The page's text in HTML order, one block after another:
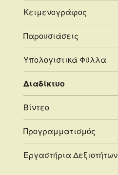
Κειμενογράφος
Παρουσιάσεις
Υπολογιστικά Φύλλα
Διαδίκτυο
Βίντεο
Προγραμματισμός
Εργαστήρια Δεξιοτήτων